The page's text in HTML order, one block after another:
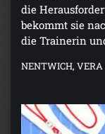
die
bekommt sie
die Trainerin
NENTWICH, VERA